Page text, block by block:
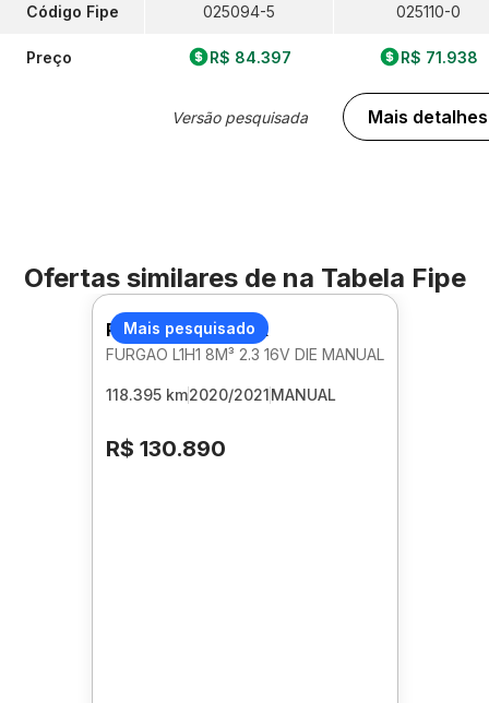
Código Fipe
Preço
025094-5
R$ 84.397
Versão pesquisada
025110-0
R$ 71.938
Mais detalhes
Ofertas similares de na Tabela Fipe
Mais pesquisado
RENAULT MASTER
FURGAO L1H1 8M³ 2.3 16V DIE MANUAL
118.395 km2020/2021MANUAL
R$ 130.890